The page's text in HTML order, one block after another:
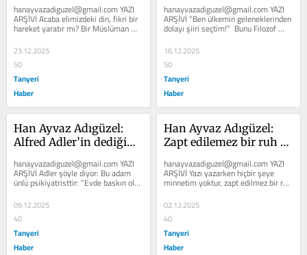
hanayvazadiguzel@gmail.com YAZI
ARŞİVİ Acaba elimizdeki din, fikri bir
hareket yaratır mı? Bir Müslüman
ömrünün bir dönemini...
23.12.2025
50
Tanyeri
Haber
hanayvazadiguzel@gmail.com YAZI
ARŞİVİ “Ben ülkemin geleneklerinden
dolayı şiiri seçtim!”  Bunu Filozof
Muhammet İkbal diyor....
16.12.2025
50
Tanyeri
Haber
Han Ayvaz Adıgüzel:
Alfred Adler’in dediği…
hanayvazadiguzel@gmail.com YAZI
ARŞİVİ Adler şöyle diyor: Bu adam
ünlü psikiyatristtir: “Evde baskın olan
bir kadın, otoriter...
09.12.2025
40
Tanyeri
Haber
Han Ayvaz Adıgüzel:
Zapt edilemez bir ruh
hanayvazadiguzel@gmail.com YAZI
ARŞİVİ Yazı yazarken hiçbir şeye
minnetim yoktur, zapt edilmez bir ruh
hali içinde olurum. Bazen...
02.12.2025
40
Tanyeri
Haber